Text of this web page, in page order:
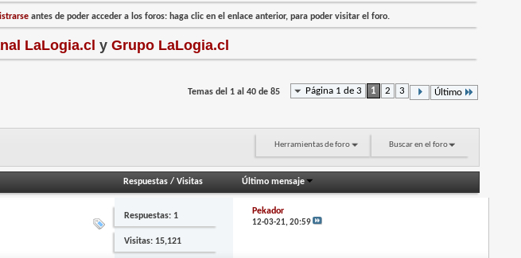
antes de poder acceder a los foros: haga clic en el enlace anterior, para poder visitar el foro.
LaLogia.cl y Grupo LaLogia.cl
Página 1 de 3 1 2 3 Último
Temas del 1 al 40 de 85
Herramientas de foro Buscar en el foro
Respuestas /Visitas Último mensaje
Respuestas: 1
Visitas: 15,121
Pekador
12-03-21,20:59